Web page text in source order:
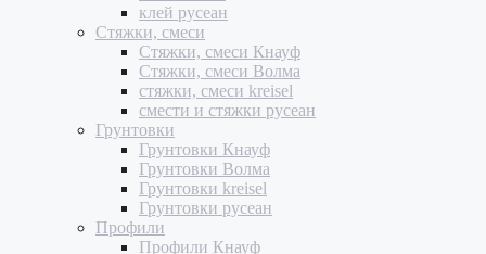
клей русеан
Стяжки, смеси
Стяжки, смеси Кнауф
Стяжки, смеси Волма
стяжки, смеси kreisel
смести и стяжки русеан
Грунтовки
Грунтовки Кнауф
Грунтовки Волма
Грунтовки kreisel
Грунтовки русеан
Профили
Профили Кнауф